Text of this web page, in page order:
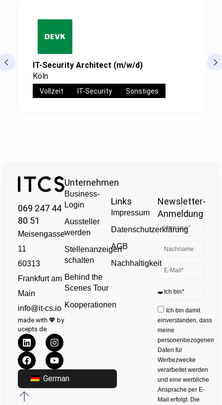
IT-Security Architect (m/w/d)
Köln
Vollzeit IT-Security Sonstiges
069 247 44
80 51
Meisengasse
11
60313
Frankfurt am
Main
info@it-cs.io
made with 💖 by
ucepts.de
German
Unternehmen
Business-
Login
Aussteller
werden
Stellenanzeigen
schalten
Behind the
Scenes Tour
Kooperationen
Links
Impressum
Datenschutzerklärung
AGB
Nachhaltigkeit
Newsletter-
Anmeldung
Ich bin damit
einverstanden, dass
meine
personenbezogenen
Daten für
Werbezwecke
verarbeitet werden
und eine werbliche
Ansprache per E-
Mail erfolgt. Die